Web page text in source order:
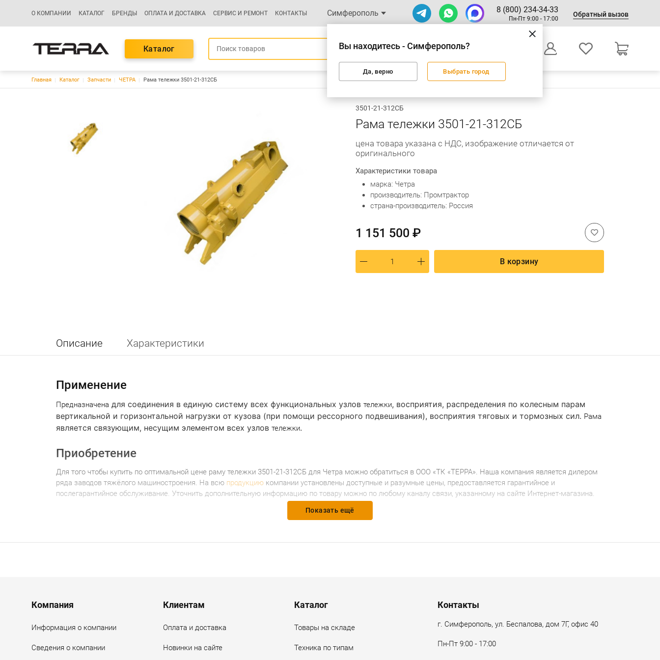
Основная навигация
О КОМПАНИИ КАТАЛОГ БРЕНДЫ ОПЛАТА И ДОСТАВКА СЕРВИС И РЕМОНТ КОНТАКТЫ Симферополь
Вы находитесь - Симферополь?
Да, верно Выбрать город
8 (800) 234-34-33
Пн-Пт 9:00 - 17:00
Обратный вызов
Каталог
Оформление заказа
Строка навигации
Главная Каталог Запчасти ЧЕТРА Рама тележки 3501-21-312СБ
3501-21-312СБ
Рама тележки 3501-21-312СБ
цена товара указана с НДС, изображение отличается от
оригинального
Характеристики товара
марка: Четра
производитель: Промтрактор
страна-производитель: Россия
1 151 500 ₽
В корзину
Описание Характеристики
Применение
Предназначена для соединения в единую систему всех функциональных узлов тележки, восприятия, распределения по колесным парам
вертикальной и горизонтальной нагрузки от кузова (при помощи рессорного подвешивания), восприятия тяговых и тормозных сил. Рама
является связующим, несущим элементом всех узлов тележки.
Приобретение
Для того чтобы купить по оптимальной цене раму тележки 3501-21-312СБ для Четра можно обратиться в ООО «ТК «ТЕРРА». Наша компания является дилером
ряда заводов тяжёлого машиностроения. На всю продукцию компании установлены доступные и разумные цены, предоставляется гарантийное и
послегарантийное обслуживание. Уточнить дополнительную информацию по товару можно по любому каналу связи, указанному на сайте Интернет-магазина.
Показать ещё
Menu footer
Компания
Информация о компании
Сведения о компании
Клиентам
Оплата и доставка
Новинки на сайте
Каталог
Товары на складе
Техника по типам
Контакты
г. Симферополь, ул. Беспалова, дом 7Г, офис 40
Пн-Пт 9:00 - 17:00